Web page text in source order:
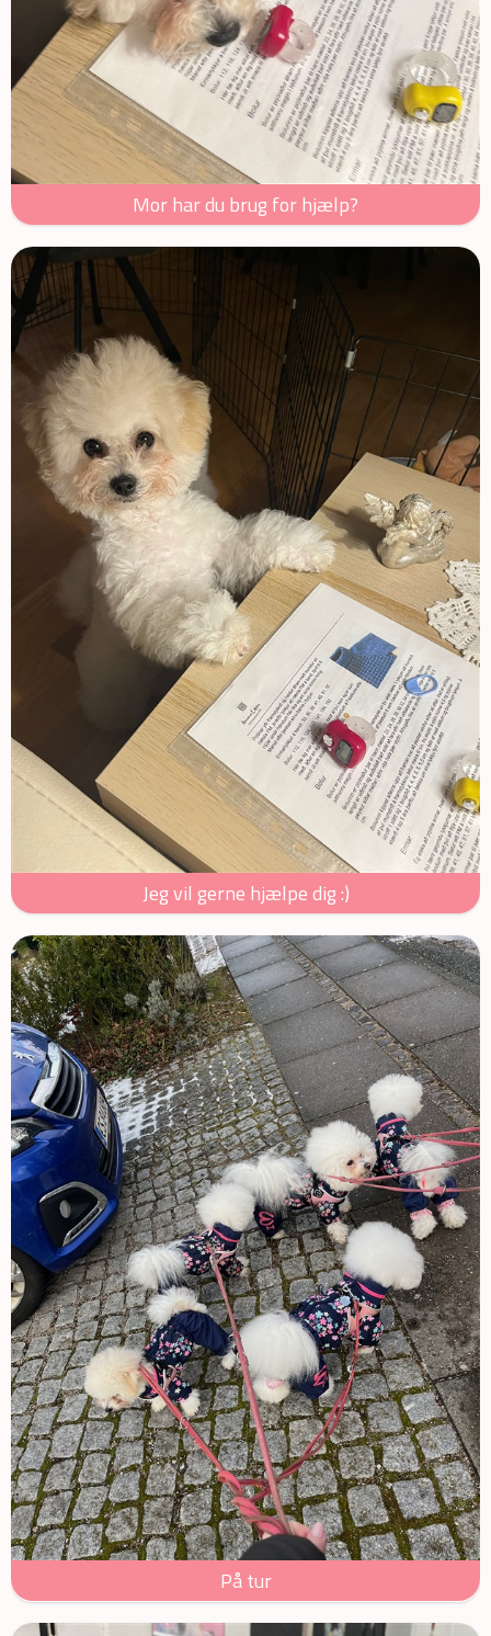
Mor har du brug for hjælp?
Jeg vil gerne hjælpe dig :)
På tur